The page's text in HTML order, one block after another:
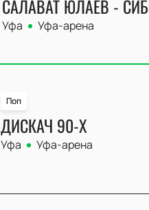
САЛАВАТ ЮЛАЕВ -
Уфа Уфа-арена
Поп
ДИСКАЧ 90-Х
Уфа Уфа-арена